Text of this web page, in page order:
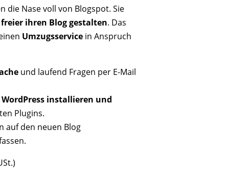
die Nase voll von Blogspot. Sie
ihren Blog gestalten. Das
Umzugsservice in Anspruch
und laufend Fragen per E-Mail
WordPress installieren und
Plugins.
auf den neuen Blog